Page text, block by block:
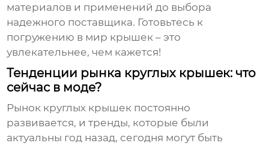
материалов и применений до выбора
надежного поставщика. Готовьтесь к
погружению в мир крышек – это
увлекательнее, чем кажется!
Тенденции рынка круглых крышек: что
сейчас в моде?
Рынок круглых крышек постоянно
развивается, и тренды, которые были
актуальны год назад, сегодня могут быть